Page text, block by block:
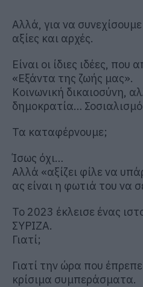
Αλλά, για να
αξίες και αρχές.
Είναι οι ίδιες ιδέες,
«Εξάντα της ζωής μας».
Κοινωνική δικαιοσύνη,
δημοκρατία…
Τα καταφέρνουμε;
Ίσως όχι…
Αλλά «αξίζει φίλε να
ας είναι η φωτιά του να
Το 2023 έκλεισε ένας
ΣΥΡΙΖΑ.
Γιατί;
Γιατί την ώρα που
κρίσιμα συμπεράσματα.